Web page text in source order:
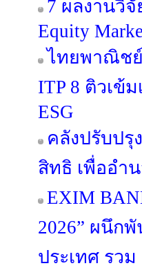
7 ผลงานวิจั
Equity
ไทยพาณิชย์
ITP 8 ติวเข้
ESG
คลังปรับปรุ
สิทธิ เพื่ออำ
EXIM
2026” ผนึก
ประเทศ รวม